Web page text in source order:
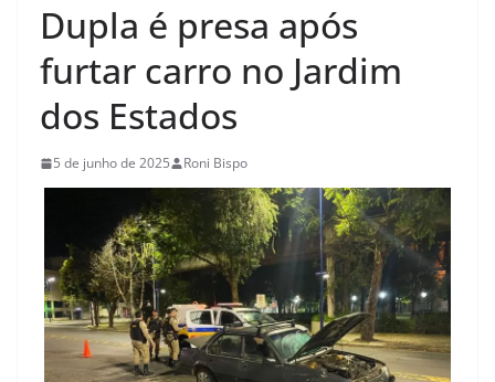
Dupla é presa após
furtar carro no Jardim
dos Estados
5 de junho de 2025 Roni Bispo